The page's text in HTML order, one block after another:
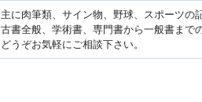
主に肉筆類、サイン物、野球、スポーツの
古書全般、学術書、専門書から一般書まで
どうぞお気軽にご相談下さい。